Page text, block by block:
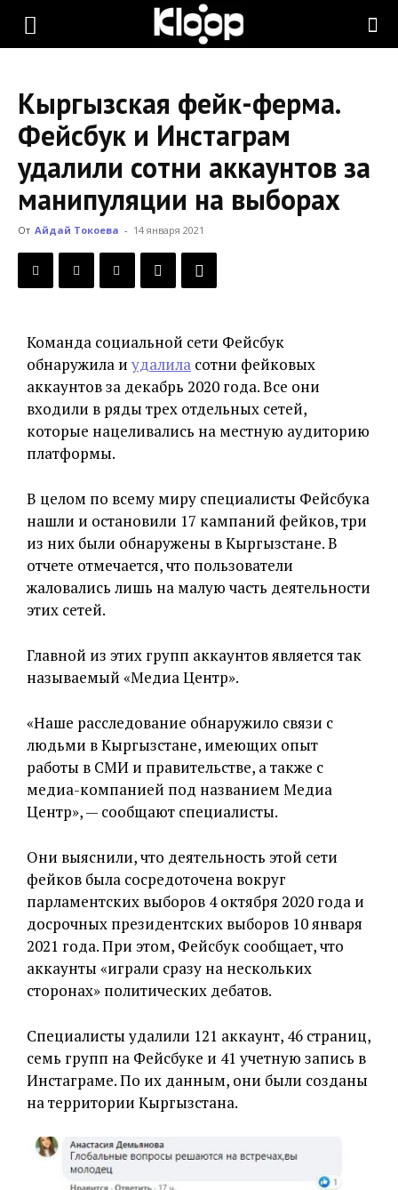
KLOOP.KG
Новости
Кыргызстана
Кыргызская фейк-ферма.
Фейсбук и Инстаграм
удалили сотни аккаунтов за
манипуляции на выборах
От Айдай Токоева - 14 января 2021
Команда социальной сети Фейсбук
обнаружила и удалила сотни фейковых
аккаунтов за декабрь 2020 года. Все они
входили в ряды трех отдельных сетей,
которые нацеливались на местную аудиторию
платформы.
В целом по всему миру специалисты Фейсбука
нашли и остановили 17 кампаний фейков, три
из них были обнаружены в Кыргызстане. В
отчете отмечается, что пользователи
жаловались лишь на малую часть деятельности
этих сетей.
Главной из этих групп аккаунтов является так
называемый «Медиа Центр».
«Наше расследование обнаружило связи с
людьми в Кыргызстане, имеющих опыт
работы в СМИ и правительстве, а также с
медиа-компанией под названием Медиа
Центр», — сообщают специалисты.
Они выяснили, что деятельность этой сети
фейков была сосредоточена вокруг
парламентских выборов 4 октября 2020 года и
досрочных президентских выборов 10 января
2021 года. При этом, Фейсбук сообщает, что
аккаунты «играли сразу на нескольких
сторонах» политических дебатов.
Специалисты удалили 121 аккаунт, 46 страниц,
семь групп на Фейсбуке и 41 учетную запись в
Инстаграме. По их данным, они были созданы
на территории Кыргызстана.